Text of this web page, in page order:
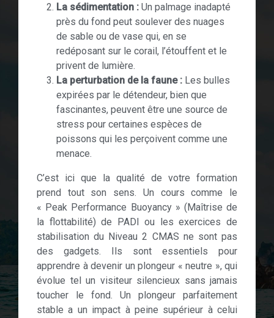
La sédimentation : Un palmage inadapté
près du fond peut soulever des nuages
de sable ou de vase qui, en se
redéposant sur le corail, l’étouffent et le
privent de lumière.
La perturbation de la faune : Les bulles
expirées par le détendeur, bien que
fascinantes, peuvent être une source de
stress pour certaines espèces de
poissons qui les perçoivent comme une
menace.
C’est ici que la qualité de votre formation
prend tout son sens. Un cours comme le
« Peak Performance Buoyancy » (Maîtrise de
la flottabilité) de PADI ou les exercices de
stabilisation du Niveau 2 CMAS ne sont pas
des gadgets. Ils sont essentiels pour
apprendre à devenir un plongeur « neutre », qui
évolue tel un visiteur silencieux sans jamais
toucher le fond. Un plongeur parfaitement
stable a un impact à peine supérieur à celui